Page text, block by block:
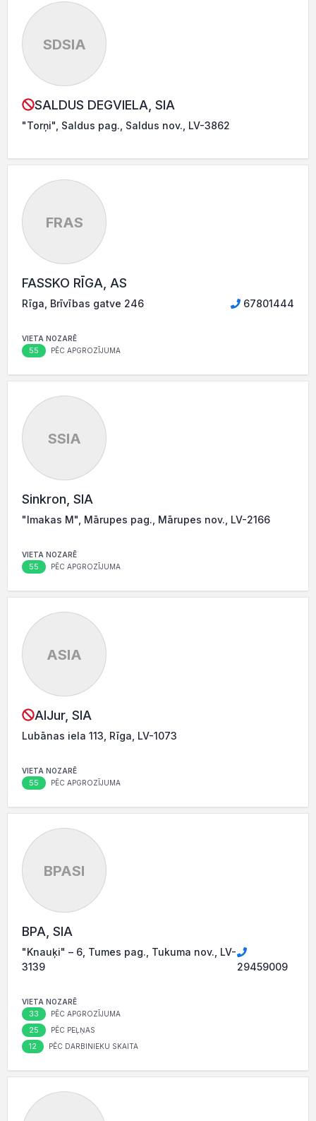
SDSIA
SALDUS DEGVIELA, SIA
"Torņi", Saldus pag., Saldus nov., LV-3862
FRAS
FASSKO RĪGA, AS
Rīga, Brīvības gatve 246 67801444
VIETA NOZARĒ
55 PĒC APGROZĪJUMA
SSIA
Sinkron, SIA
"Imakas M", Mārupes pag., Mārupes nov., LV-2166
VIETA NOZARĒ
55 PĒC APGROZĪJUMA
ASIA
AlJur, SIA
Lubānas iela 113, Rīga, LV-1073
VIETA NOZARĒ
55 PĒC APGROZĪJUMA
BPASI
BPA, SIA
"Knauķi" – 6, Tumes pag., Tukuma nov., LV-
3139
29459009
VIETA NOZARĒ
33 PĒC APGROZĪJUMA
25 PĒC PEĻŅAS
12 PĒC DARBINIEKU SKAITA